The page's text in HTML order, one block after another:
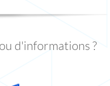
d'informations ?